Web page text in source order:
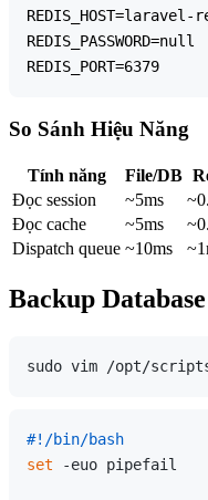
REDIS_PASSWORD=null
So Sánh Hiệu Năng
Tính năng File/DB
Đọc session
~5ms
Đọc cache
~5ms
Dispatch queue ~10ms
Backup
#!/bin/bash
set -euo pipefail